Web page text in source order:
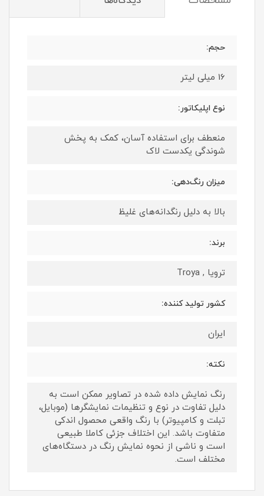
حجم:
16 میلی لیتر
نوع اپلیکاتور:
منعطف برای استفاده آسان، کمک به پخش
شوندگی یکدست لاک
میزان رنگ‌دهی:
بالا به دلیل رنگدانه‌های غلیظ
برند:
ترویا , Troya
کشور تولید کننده:
ایران
نکته:
رنگ نمایش داده‌ شده در تصاویر ممکن است به
دلیل تفاوت در نوع و تنظیمات نمایشگرها (موبایل،
تبلت و کامپیوتر) با رنگ واقعی محصول اندکی
متفاوت باشد. این اختلاف جزئی کاملا طبیعی
است و ناشی از نحوه نمایش رنگ در دستگاه‌های
مختلف است.